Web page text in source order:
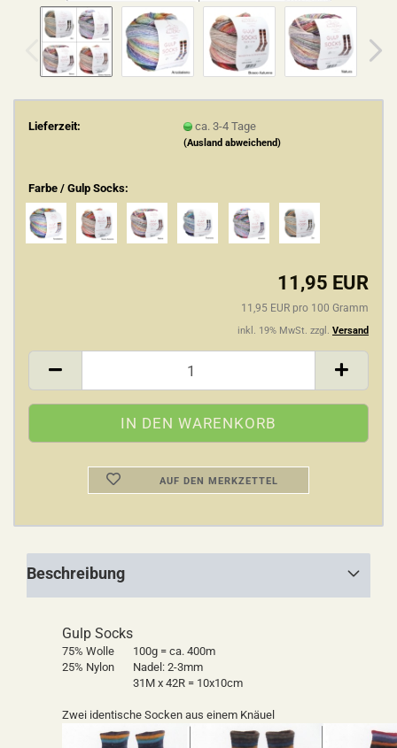
Lieferzeit: ca. 3-4 Tage
(Ausland abweichend)
Farbe / Gulp Socks:
11,95 EUR
11,95 EUR pro 100 Gramm
inkl. 19% MwSt. zzgl. Versand
AUF DEN MERKZETTEL
Beschreibung
Gulp Socks
75% Wolle
100g = ca. 400m
25% Nylon
Nadel: 2-3mm
31M x 42R = 10x10cm
Zwei identische Socken aus einem Knäuel